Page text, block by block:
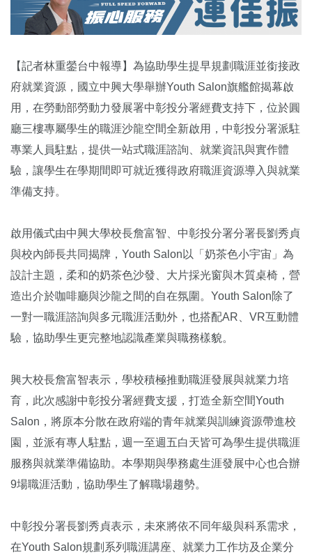
【記者林重鎣台中報導】為協助學生提早規劃職涯並銜接政
府就業資源，國立中興大學舉辦Youth Salon旗艦館揭幕啟
用，在勞動部勞動力發展署中彰投分署經費支持下，位於圓
廳三樓專屬學生的職涯沙龍空間全新啟用，中彰投分署派駐
專業人員駐點，提供一站式職涯諮詢、就業資訊與實作體
驗，讓學生在學期間即可就近獲得政府職涯資源導入與就業
準備支持。
啟用儀式由中興大學校長詹富智、中彰投分署分署長劉秀貞
與校內師長共同揭牌，Youth Salon以「奶茶色小宇宙」為
設計主題，柔和的奶茶色沙發、大片採光窗與木質桌椅，營
造出介於咖啡廳與沙龍之間的自在氛圍。Youth Salon除了
一對一職涯諮詢與多元職涯活動外，也搭配AR、VR互動體
驗，協助學生更完整地認識產業與職務樣貌。
興大校長詹富智表示，學校積極推動職涯發展與就業力培
育，此次感謝中彰投分署經費支援，打造全新空間Youth
Salon，將原本分散在政府端的青年就業與訓練資源帶進校
園，並派有專人駐點，週一至週五白天皆可為學生提供職涯
服務與就業準備協助。本學期與學務處生涯發展中心也合辦
9場職涯活動，協助學生了解職場趨勢。
中彰投分署長劉秀貞表示，未來將依不同年級與科系需求，
在Youth Salon規劃系列職涯講座、就業力工作坊及企業分